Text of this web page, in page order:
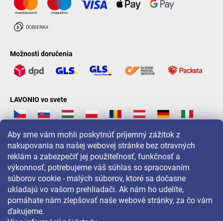
Aby sme vám mohli poskytnúť príjemný zážitok z
nakupovania na našej webovej stránke bez otravných
reklám a zabezpečiť jej použiteľnosť, funkčnosť a
výkonnosť, potrebujeme váš súhlas so spracovaním
súborov cookie - malých súborov, ktoré sa dočasne
ukladajú vo vašom prehliadači. Ak nám ho udelíte,
pomáhate nám zlepšovať naše webové stránky, za čo vám
ďakujeme.
Možnosti doručenia
LAVONIO vo svete
Pre akcie, súťaže a zľavy nás sledujte na: